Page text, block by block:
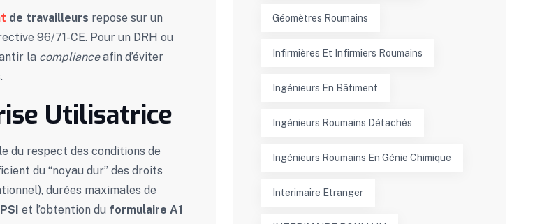
de travailleurs repose sur un
96/71-CE. Pour un DRH ou
la complianceafin d’éviter
Utilisatrice
du respect des conditions de
du “noyau dur” des droits
durées maximales de
et l’obtention du formulaire A1
Géomètres Roumains
Infirmières Et Infirmiers Roumains
Ingénieurs En Bâtiment
Ingénieurs Roumains Détachés
Ingénieurs Roumains En Génie Chimique
Interimaire Etranger